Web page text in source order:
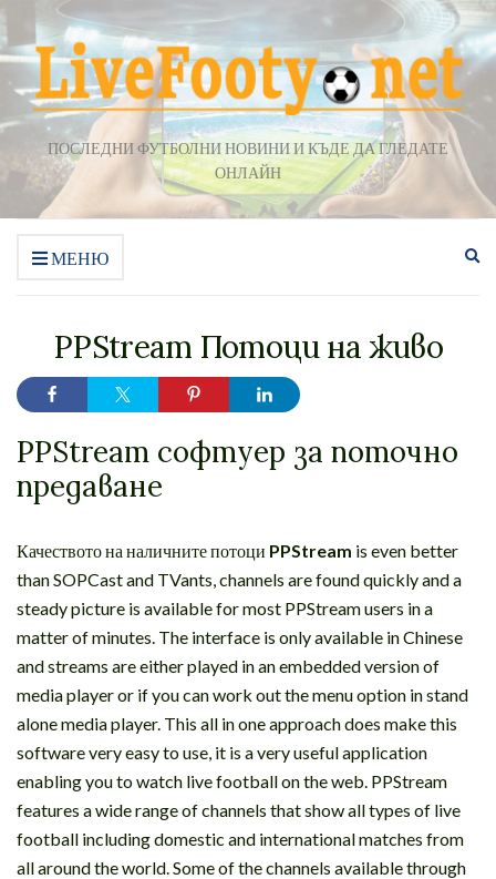
ПОСЛЕДНИ ФУТБОЛНИ НОВИНИ И КЪДЕ ДА ГЛЕДАТЕ
ОНЛАЙН
МЕНЮ
PPStream Потоци на живо
PPStream софтуер за поточно
предаване
Качеството на наличните потоци PPStream is even better
than SOPCast and TVants, channels are found quickly and a
steady picture is available for most PPStream users in a
matter of minutes. The interface is only available in Chinese
and streams are either played in an embedded version of
media player or if you can work out the menu option in stand
alone media player. This all in one approach does make this
software very easy to use, it is a very useful application
enabling you to watch live football on the web. PPStream
features a wide range of channels that show all types of live
football including domestic and international matches from
all around the world. Some of the channels available through